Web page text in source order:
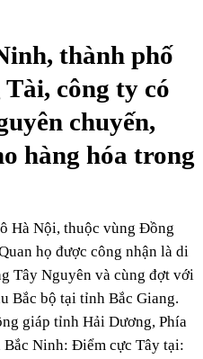
thành phố
công ty có
chuyến,
hàng hóa trong
Hà Nội, thuộc vùng Đồng
họ được công nhận là di
Tây Nguyên và cùng đợt với
Bắc bộ tại tỉnh Bắc Giang.
giáp tỉnh Hải Dương, Phía
Bắc Ninh: Điểm cực Tây tại: